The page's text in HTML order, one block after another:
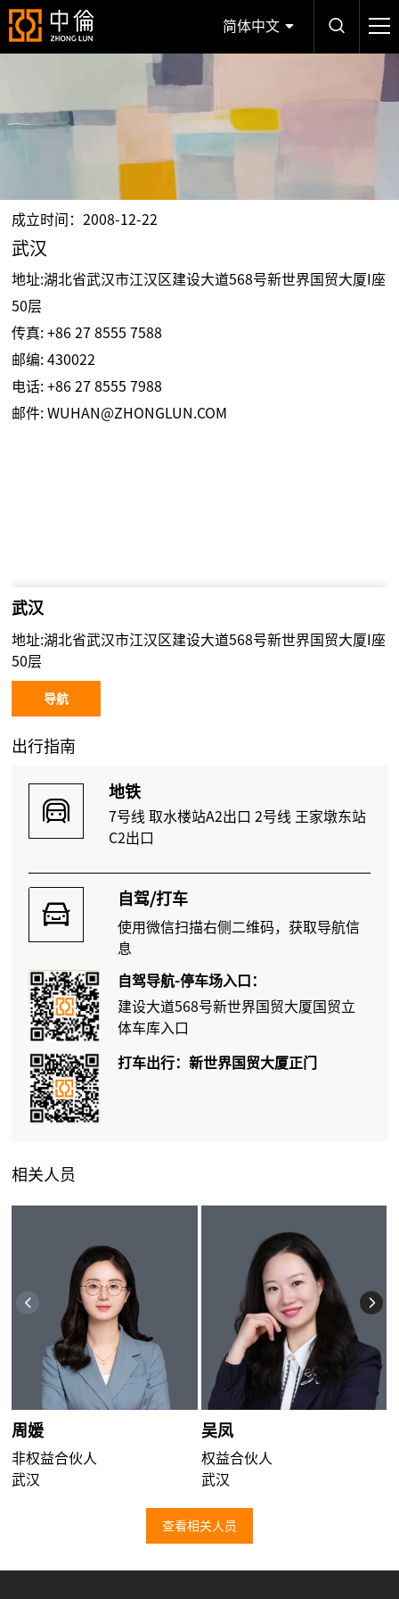
简体中文
成立时间：2008-12-22
武汉
地址:湖北省武汉市江汉区建设大道568号新世界国贸大厦I座
50层
传真: +86 27 8555 7588
邮编: 430022
电话:+86 27 8555 7988
邮件:WUHAN@ZHONGLUN.COM
武汉
地址:湖北省武汉市江汉区建设大道568号新世界国贸大厦I座
50层
导航
出行指南
地铁
7号线 取水楼站A2出口 2号线 王家墩东站
C2出口
自驾/打车
使用微信扫描右侧二维码，获取导航信
息
自驾导航-停车场入口：
建设大道568号新世界国贸大厦国贸立
体车库入口
打车出行：新世界国贸大厦正门
相关人员
周媛
非权益合伙人
武汉
吴凤
权益合伙人
武汉
查看相关人员